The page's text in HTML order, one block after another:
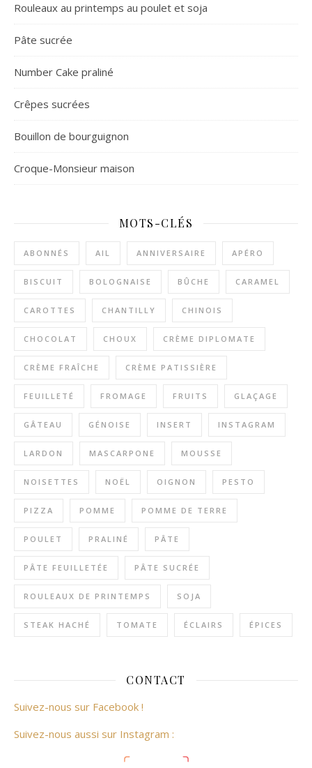
Rouleaux au printemps au poulet et soja
Pâte sucrée
Number Cake praliné
Crêpes sucrées
Bouillon de bourguignon
Croque-Monsieur maison
MOTS-CLÉS
ABONNÉS AIL ANNIVERSAIRE APÉRO
BISCUIT BOLOGNAISE BÛCHE CARAMEL
CAROTTES CHANTILLY CHINOIS
CHOCOLAT CHOUX CRÈME DIPLOMATE
CRÈME FRAÎCHE CRÈME PATISSIÈRE
FEUILLETÉ FROMAGE FRUITS GLAÇAGE
GÂTEAU GÉNOISE INSERT INSTAGRAM
LARDON MASCARPONE MOUSSE
NOISETTES NOËL OIGNON PESTO
PIZZA POMME POMME DE TERRE
POULET PRALINÉ PÂTE
PÂTE FEUILLETÉE PÂTE SUCRÉE
ROULEAUX DE PRINTEMPS SOJA
STEAK HACHÉ TOMATE ÉCLAIRS ÉPICES
CONTACT
Suivez-nous sur Facebook !
Suivez-nous aussi sur Instagram :